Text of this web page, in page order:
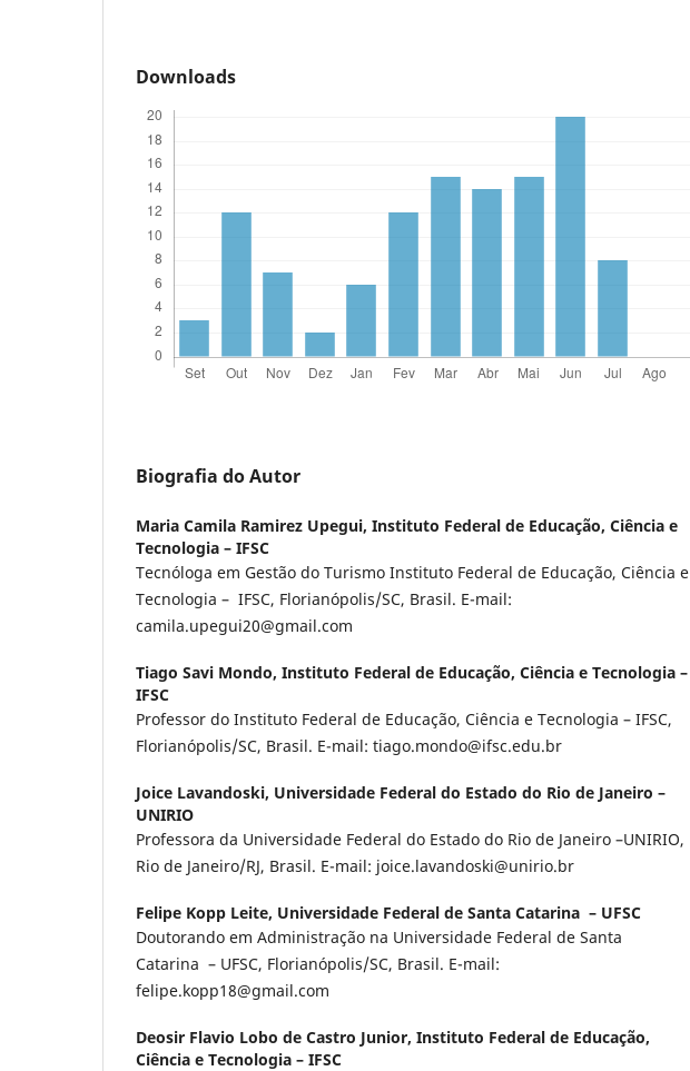
Downloads
Biografia do Autor
Maria Camila Ramirez Upegui, Instituto Federal de Educação, Ciência e
Tecnologia – IFSC
Tecnóloga em Gestão do Turismo Instituto Federal de Educação, Ciência e
Tecnologia – IFSC, Florianópolis/SC, Brasil. E-mail:
camila.upegui20@gmail.com
Tiago Savi Mondo, Instituto Federal de Educação, Ciência e Tecnologia –
IFSC
Professor do Instituto Federal de Educação, Ciência e Tecnologia – IFSC,
Florianópolis/SC, Brasil. E-mail: tiago.mondo@ifsc.edu.br
Joice Lavandoski, Universidade Federal do Estado do Rio de Janeiro –
UNIRIO
Professora da Universidade Federal do Estado do Rio de Janeiro –UNIRIO,
Rio de Janeiro/RJ, Brasil. E-mail: joice.lavandoski@unirio.br
Felipe Kopp Leite, Universidade Federal de Santa Catarina – UFSC
Doutorando em Administração na Universidade Federal de Santa
Catarina – UFSC, Florianópolis/SC, Brasil. E-mail:
felipe.kopp18@gmail.com
Deosir Flavio Lobo de Castro Junior, Instituto Federal de Educação,
Ciência e Tecnologia – IFSC